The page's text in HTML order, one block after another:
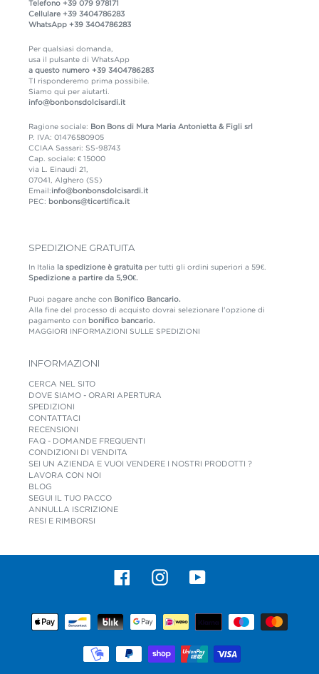
Telefono +39 079 978171
Cellulare +39 3404786283
WhatsApp +39 3404786283
Per qualsiasi domanda,
usa il pulsante di WhatsApp
a questo numero +39 3404786283
TI risponderemo prima possibile.
Siamo qui per aiutarti.
info@bonbonsdolcisardi.it
Ragione sociale: Bon Bons di Mura Maria Antonietta & Figli srl
P. IVA: 01476580905
CCIAA Sassari: SS-98743
Cap. sociale: € 15000
via L. Einaudi 21,
07041, Alghero (SS)
Email:info@bonbonsdolcisardi.it
PEC: bonbons@ticertifica.it
SPEDIZIONE GRATUITA
In Italia la spedizione è gratuita per tutti gli ordini superiori a 59€.
Spedizione a partire da 5,90€.
Puoi pagare anche con Bonifico Bancario.
Alla fine del processo di acquisto dovrai selezionare l'opzione di
pagamento con bonifico bancario.
MAGGIORI INFORMAZIONI SULLE SPEDIZIONI
INFORMAZIONI
CERCA NEL SITO
DOVE SIAMO - ORARI APERTURA
SPEDIZIONI
CONTATTACI
RECENSIONI
FAQ - DOMANDE FREQUENTI
CONDIZIONI DI VENDITA
SEI UN AZIENDA E VUOI VENDERE I NOSTRI PRODOTTI ?
LAVORA CON NOI
BLOG
SEGUI IL TUO PACCO
ANNULLA ISCRIZIONE
RESI E RIMBORSI
FacebookInstagram YouTube
di